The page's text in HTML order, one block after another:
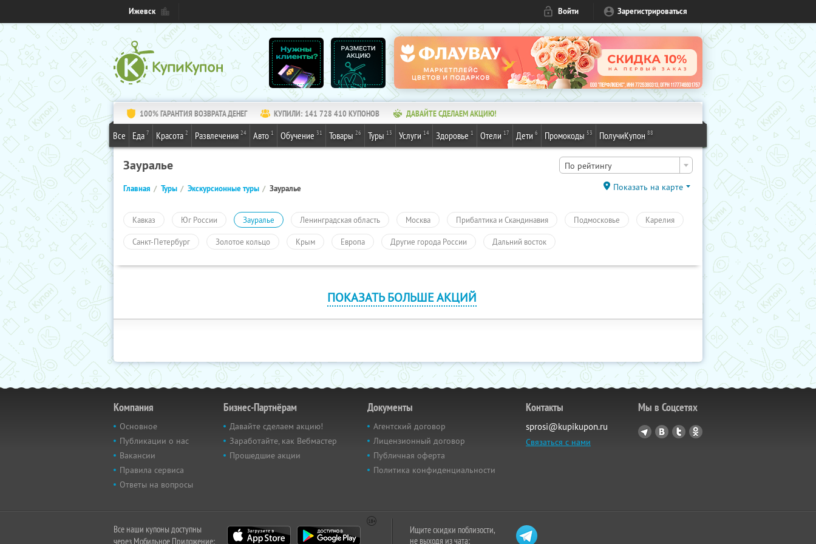
Ижевск Войти Зарегистрироваться
100% ГАРАНТИЯ ВОЗВРАТА ДЕНЕГ КУПИЛИ: 141 728 410КУПОНОВ ДАВАЙТЕ СДЕЛАЕМ АКЦИЮ!
Все Еда 7 Красота 2 Развлечения 24 Авто 1 Обучение 31 Товары 26 Туры 13 Услуги 14 Здоровье 1 Отели 17 Дети 6 Промокоды 53 ПолучиКупон 88
Зауралье По рейтингу
Главная Туры Экскурсионные туры Зауралье Показать на карте
Кавказ Юг России Зауралье Ленинградская область Москва Прибалтика и Скандинавия Подмосковье Карелия
Санкт-Петербург Золотое кольцо Крым Европа Другие города России Дальний восток
ПОКАЗАТЬ БОЛЬШЕ АКЦИЙ
Компания
Основное
Публикации о нас
Вакансии
Правила сервиса
Ответы на вопросы
Бизнес-Партнёрам
Давайте сделаем акцию!
Заработайте, как Вебмастер
Прошедшие акции
Документы
Агентский договор
Лицензионный договор
Публичная оферта
Политика конфиденциальности
Контакты
sprosi@kupikupon.ru
Связаться с нами
Мы в Соцсетях
Все наши купоны доступны
через Мобильное Приложение:
Ищите скидки поблизости,
не выходя из чата: